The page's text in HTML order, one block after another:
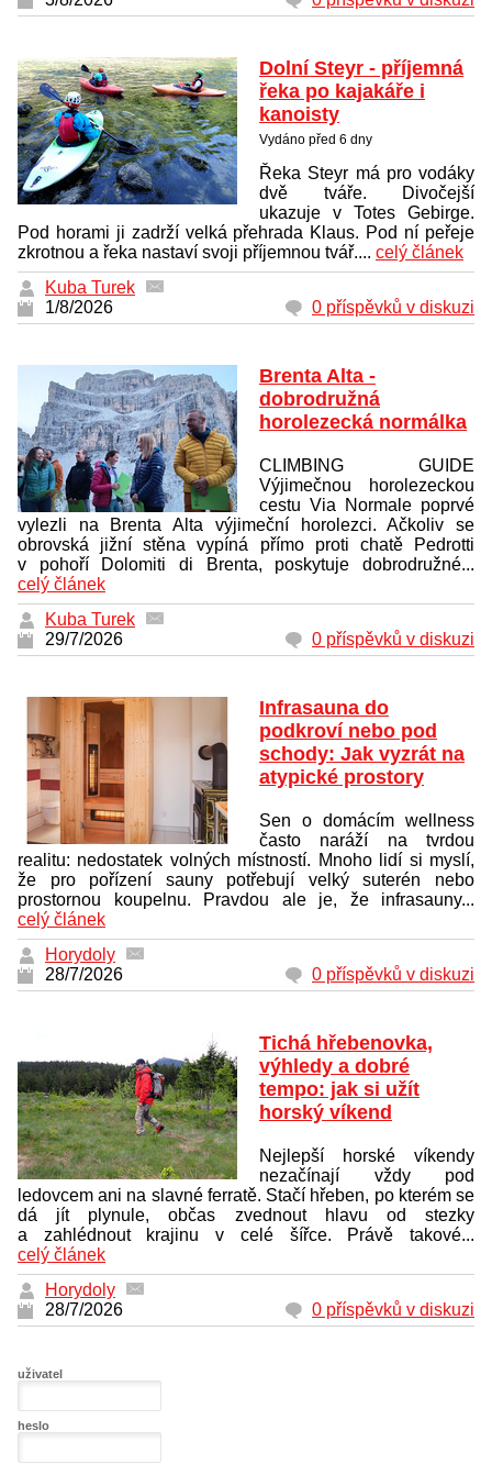
Dolní Steyr - příjemná
řeka po kajakáře i
kanoisty
Vydáno před 6 dny
Řeka Steyr má pro vodáky
dvě tváře. Divočejší
ukazuje v Totes Gebirge.
Pod horami ji zadrží velká přehrada Klaus. Pod ní peřeje
zkrotnou a řeka nastaví svoji příjemnou tvář.... celý článek
Kuba Turek
1/8/2026
0 příspěvků v diskuzi
Brenta Alta -
dobrodružná
horolezecká normálka
CLIMBING GUIDE
Výjimečnou horolezeckou
cestu Via Normale poprvé
vylezli na Brenta Alta výjimeční horolezci. Ačkoliv se
obrovská jižní stěna vypíná přímo proti chatě Pedrotti
v pohoří Dolomiti di Brenta, poskytuje dobrodružné...
celý článek
Kuba Turek
29/7/2026
0 příspěvků v diskuzi
Infrasauna do
podkroví nebo pod
schody: Jak vyzrát na
atypické prostory
Sen o domácím wellness
často naráží na tvrdou
realitu: nedostatek volných místností. Mnoho lidí si myslí,
že pro pořízení sauny potřebují velký suterén nebo
prostornou koupelnu. Pravdou ale je, že infrasauny...
celý článek
Horydoly
28/7/2026
0 příspěvků v diskuzi
Tichá hřebenovka,
výhledy a dobré
tempo: jak si užít
horský víkend
Nejlepší horské víkendy
nezačínají vždy pod
ledovcem ani na slavné ferratě. Stačí hřeben, po kterém se
dá jít plynule, občas zvednout hlavu od stezky
a zahlédnout krajinu v celé šířce. Právě takové...
celý článek
Horydoly
28/7/2026
0 příspěvků v diskuzi
uživatel
heslo